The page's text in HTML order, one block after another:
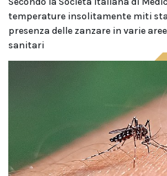
temperature insolitamente miti
presenza delle zanzare in varie
sanitari